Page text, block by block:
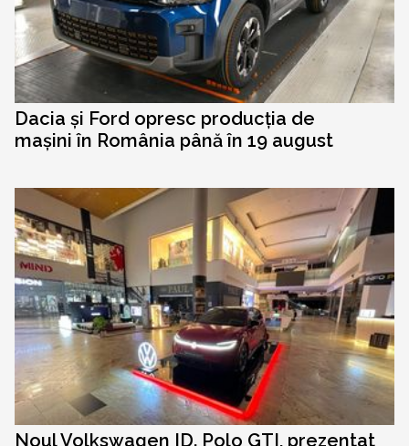
Dacia și Ford opresc producția de
mașini în România până în 19 august
Noul Volkswagen ID. Polo GTI, prezentat